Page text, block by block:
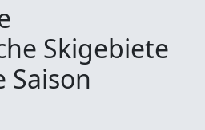
Skigebiete
Saison